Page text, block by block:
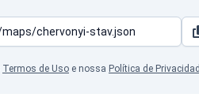
Termos de Uso e nossa Política de